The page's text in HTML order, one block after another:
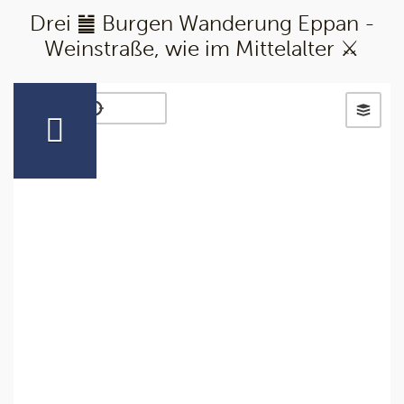
Drei ䷪ Burgen Wanderung Eppan -
Weinstraße, wie im Mittelalter ⚔